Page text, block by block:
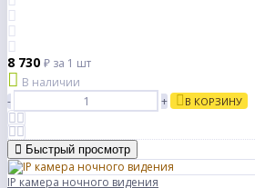
8 730 ₽ за 1 шт
В наличии
-
+ В КОРЗИНУ
Быстрый просмотр
IP камера ночного видения